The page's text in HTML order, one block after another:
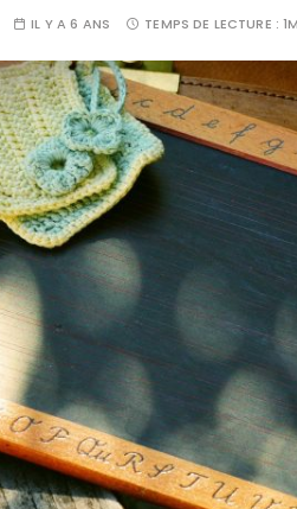
IL Y A 6 ANS TEMPS DE LECTURE :